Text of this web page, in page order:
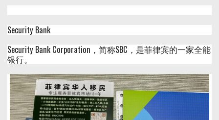
Security Bank
Security Bank Corporation，简称SBC，是菲律宾的一家全能
银行。